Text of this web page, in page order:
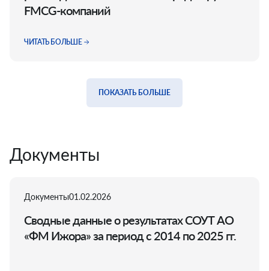
FMCG-компаний
ЧИТАТЬ БОЛЬШЕ
ПОКАЗАТЬ БОЛЬШЕ
Документы
Документы01.02.2026
Сводные данные о результатах СОУТ АО
«ФМ Ижора» за период с 2014 по 2025 гг.